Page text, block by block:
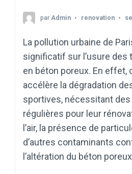
par Admin renovation
La pollution urbaine de
significatif sur l’usure des
en béton poreux. En effet,
accélère la dégradation
sportives, nécessitant
régulières pour leur
l’air, la présence de
d’autres contaminants
l’altération du béton